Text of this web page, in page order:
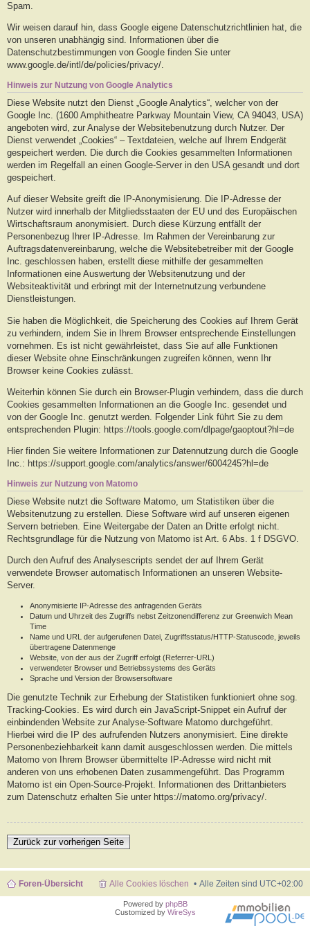
Spam.
Wir weisen darauf hin, dass Google eigene Datenschutzrichtlinien hat, die
von unseren unabhängig sind. Informationen über die
Datenschutzbestimmungen von Google finden Sie unter
www.google.de/intl/de/policies/privacy/.
Hinweis zur Nutzung von Google Analytics
Diese Website nutzt den Dienst „Google Analytics“, welcher von der
Google Inc. (1600 Amphitheatre Parkway Mountain View, CA 94043, USA)
angeboten wird, zur Analyse der Websitebenutzung durch Nutzer. Der
Dienst verwendet „Cookies“ – Textdateien, welche auf Ihrem Endgerät
gespeichert werden. Die durch die Cookies gesammelten Informationen
werden im Regelfall an einen Google-Server in den USA gesandt und dort
gespeichert.
Auf dieser Website greift die IP-Anonymisierung. Die IP-Adresse der
Nutzer wird innerhalb der Mitgliedsstaaten der EU und des Europäischen
Wirtschaftsraum anonymisiert. Durch diese Kürzung entfällt der
Personenbezug Ihrer IP-Adresse. Im Rahmen der Vereinbarung zur
Auftragsdatenvereinbarung, welche die Websitebetreiber mit der Google
Inc. geschlossen haben, erstellt diese mithilfe der gesammelten
Informationen eine Auswertung der Websitenutzung und der
Websiteaktivität und erbringt mit der Internetnutzung verbundene
Dienstleistungen.
Sie haben die Möglichkeit, die Speicherung des Cookies auf Ihrem Gerät
zu verhindern, indem Sie in Ihrem Browser entsprechende Einstellungen
vornehmen. Es ist nicht gewährleistet, dass Sie auf alle Funktionen
dieser Website ohne Einschränkungen zugreifen können, wenn Ihr
Browser keine Cookies zulässt.
Weiterhin können Sie durch ein Browser-Plugin verhindern, dass die durch
Cookies gesammelten Informationen an die Google Inc. gesendet und
von der Google Inc. genutzt werden. Folgender Link führt Sie zu dem
entsprechenden Plugin: https://tools.google.com/dlpage/gaoptout?hl=de
Hier finden Sie weitere Informationen zur Datennutzung durch die Google
Inc.: https://support.google.com/analytics/answer/6004245?hl=de
Hinweis zur Nutzung von Matomo
Diese Website nutzt die Software Matomo, um Statistiken über die
Websitenutzung zu erstellen. Diese Software wird auf unseren eigenen
Servern betrieben. Eine Weitergabe der Daten an Dritte erfolgt nicht.
Rechtsgrundlage für die Nutzung von Matomo ist Art. 6 Abs. 1 f DSGVO.
Durch den Aufruf des Analysescripts sendet der auf Ihrem Gerät
verwendete Browser automatisch Informationen an unseren Website-
Server.
Anonymisierte IP-Adresse des anfragenden Geräts
Datum und Uhrzeit des Zugriffs nebst Zeitzonendifferenz zur Greenwich Mean
Time
Name und URL der aufgerufenen Datei, Zugriffsstatus/HTTP-Statuscode, jeweils
übertragene Datenmenge
Website, von der aus der Zugriff erfolgt (Referrer-URL)
verwendeter Browser und Betriebssystems des Geräts
Sprache und Version der Browsersoftware
Die genutzte Technik zur Erhebung der Statistiken funktioniert ohne sog.
Tracking-Cookies. Es wird durch ein JavaScript-Snippet ein Aufruf der
einbindenden Website zur Analyse-Software Matomo durchgeführt.
Hierbei wird die IP des aufrufenden Nutzers anonymisiert. Eine direkte
Personenbeziehbarkeit kann damit ausgeschlossen werden. Die mittels
Matomo von Ihrem Browser übermittelte IP-Adresse wird nicht mit
anderen von uns erhobenen Daten zusammengeführt. Das Programm
Matomo ist ein Open-Source-Projekt. Informationen des Drittanbieters
zum Datenschutz erhalten Sie unter https://matomo.org/privacy/.
Zurück zur vorherigen Seite
Foren-Übersicht Alle Zeiten sind UTC+02:00
Alle Cookies löschen
Powered by phpBB
Customized by WireSys